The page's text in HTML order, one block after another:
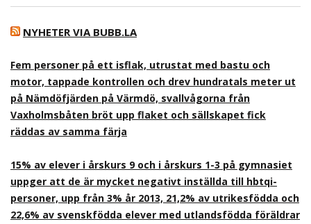
NYHETER VIA BUBB.LA
Fem personer på ett isflak, utrustat med bastu och
motor, tappade kontrollen och drev hundratals meter ut
på Nämdöfjärden på Värmdö, svallvågorna från
Vaxholmsbåten bröt upp flaket och sällskapet fick
räddas av samma färja
15% av elever i årskurs 9 och i årskurs 1-3 på gymnasiet
uppger att de är mycket negativt inställda till hbtqi-
personer, upp från 3% år 2013, 21,2% av utrikesfödda och
22,6% av svenskfödda elever med utlandsfödda föräldrar